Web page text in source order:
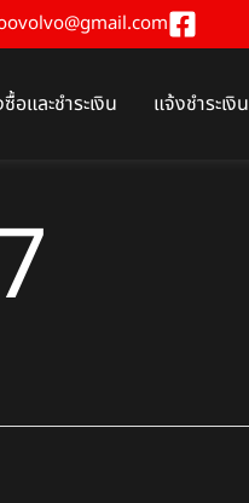
อและชำระเงิน แจ้งชำระเงิน